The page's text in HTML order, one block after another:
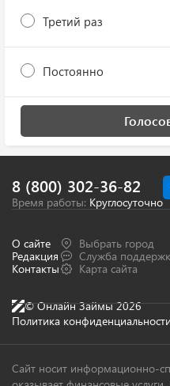
Третий раз
Постоянно
© Онлайн Займы 2026
Политика конфиденциальности
О сайте
Редакция
Контакты
Выбрать город
Служба
Карта сайта
8 (800) 302-36-82
Время работы: Круглосуточно
Сайт носит информационно-